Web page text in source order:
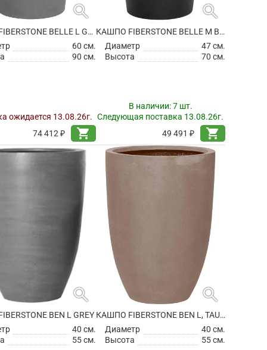
search
КАШПО FIBERSTONE BELLE L GREY
60 см.
90 см.
ожидается 13.08.26г.
74 412 ₽
shopping_cart
search
КАШПО FIBERSTONE BELLE M BLACK
Диаметр
47 см.
Высота
70 см.
В наличии:7 шт.
Следующая поставка 13.08.26г.
49 491 ₽
shopping_cart
search
BEN L GREY
40 см.
55 см.
search
КАШПО FIBERSTONE BEN L, TAUPE
Диаметр
40 см.
Высота
55 см.